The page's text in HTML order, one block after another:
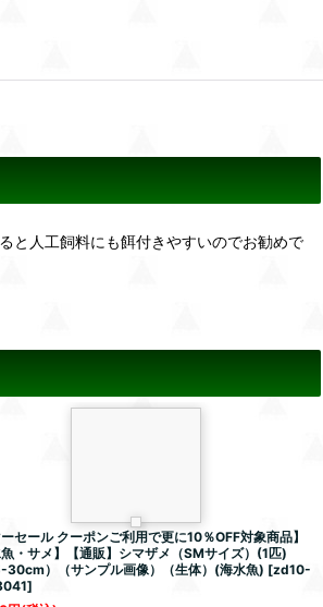
と人工飼料にも餌付きやすいのでお勧めで
ーセール クーポンご利用で更に10％OFF対象商品】
魚・サメ】【通販】シマザメ（SMサイズ）(1匹)
30cm）（サンプル画像）（生体）(海水魚) [zd10-
]